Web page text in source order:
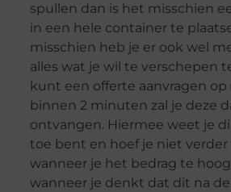
spullen dan is het misschien
in een hele container te
misschien heb je er ook wel
alles wat je wil te verschepen
kunt een offerte aanvragen
binnen 2 minuten zal je deze
ontvangen. Hiermee weet je
toe bent en hoef je niet
wanneer je het bedrag te
wanneer je denkt dat dit na